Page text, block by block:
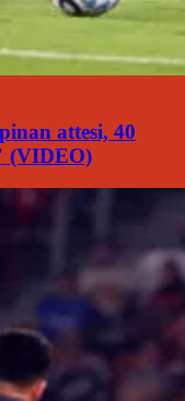
attesi, 40
(VIDEO)